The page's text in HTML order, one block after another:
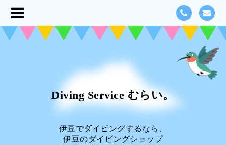
Diving Service むらい。
伊豆でダイビングするなら、
伊豆のダイビングショップ